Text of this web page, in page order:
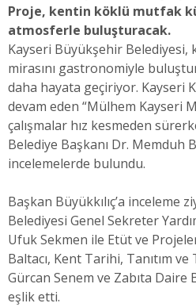
Proje, kentin köklü mutfak
atmosferle buluşturacak.
Kayseri Büyükşehir
mirasını gastronomiyle
daha hayata geçiriyor. Kayseri
devam eden “Mülhem Kayseri
çalışmalar hız kesmeden
Belediye Başkanı Dr. Memduh
incelemelerde bulundu.
Başkan Büyükkılıç’a inceleme
Belediyesi Genel Sekreter
Ufuk Sekmen ile Etüt ve
Baltacı, Kent Tarihi, Tanıtım
Gürcan Senem ve Zabıta Daire
eşlik etti.